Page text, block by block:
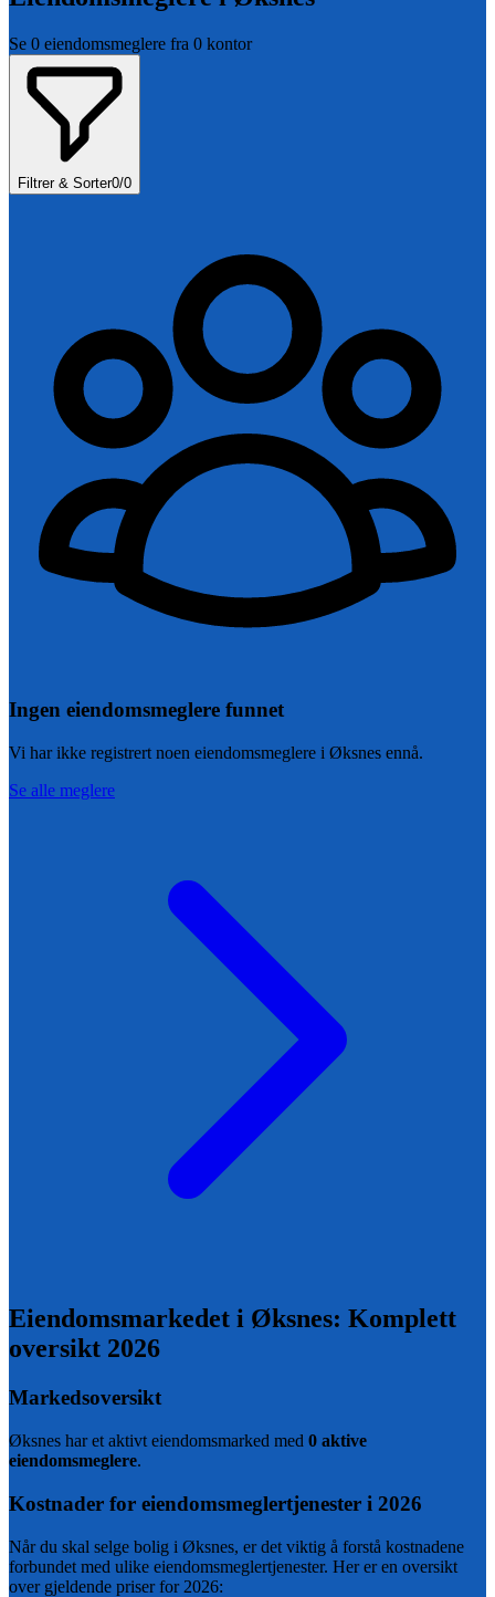
Se 0 eiendomsmeglere fra 0 kontor
Filtrer & Sorter0/0
Ingen eiendomsmeglere funnet
Vi har ikke registrert noen eiendomsmeglere i Øksnes ennå.
Se alle meglere
Eiendomsmarkedet i Øksnes: Komplett
oversikt 2026
Markedsoversikt
Øksnes har et aktivt eiendomsmarked med 0 aktive
eiendomsmeglere.
Kostnader for eiendomsmeglertjenester i 2026
Når du skal selge bolig i Øksnes, er det viktig å forstå kostnadene
forbundet med ulike eiendomsmeglertjenester. Her er en oversikt
over gjeldende priser for 2026: